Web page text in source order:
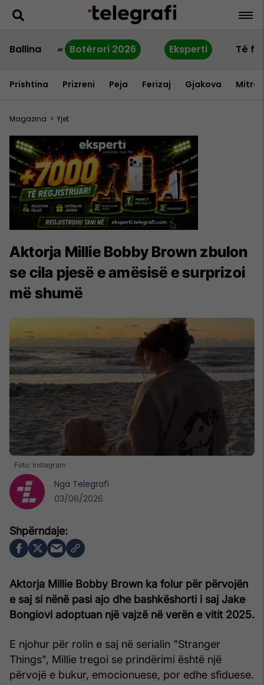
Ballina Botërori 2026 Eksperti Të
Prishtina Prizreni Peja Ferizaj Gjakova
Magazina > Yjet
Aktorja Millie Bobby Brown zbulon
se cila pjesë e amësisë e surprizoi
më shumë
Foto: Instagram
Aktorja Millie Bobby Brown ka folur për përvojën
e saj si nënë pasi ajo dhe bashkëshorti i saj Jake
Bongiovi adoptuan një vajzë në verën e vitit 2025.
E njohur për rolin e saj në serialin "Stranger
Things", Millie tregoi se prindërimi është një
përvojë e bukur, emocionuese, por edhe sfiduese.
Nga Telegrafi
03/06/2026